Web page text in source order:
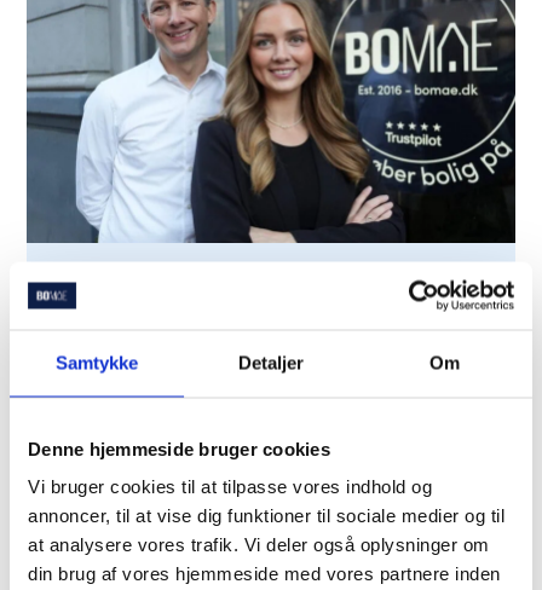
Samtykke Detaljer Om
Denne hjemmeside bruger cookies
Vi bruger cookies til at tilpasse vores indhold og
annoncer, til at vise dig funktioner til sociale medier og til
at analysere vores trafik. Vi deler også oplysninger om
din brug af vores hjemmeside med vores partnere inden
Spar tid og penge
Hvordan kan vi hjælpe
Lad os tage en gratis snak om, hvordan vi kan
hjælpe dig med køb og finansiering af din bolig. Vi
kontakter dig indenfor 2 timer i hverdagen.